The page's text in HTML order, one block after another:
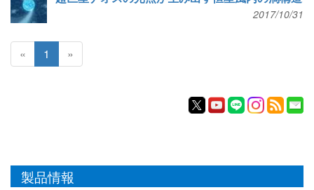
2017/10/31
« 1 »
製品情報